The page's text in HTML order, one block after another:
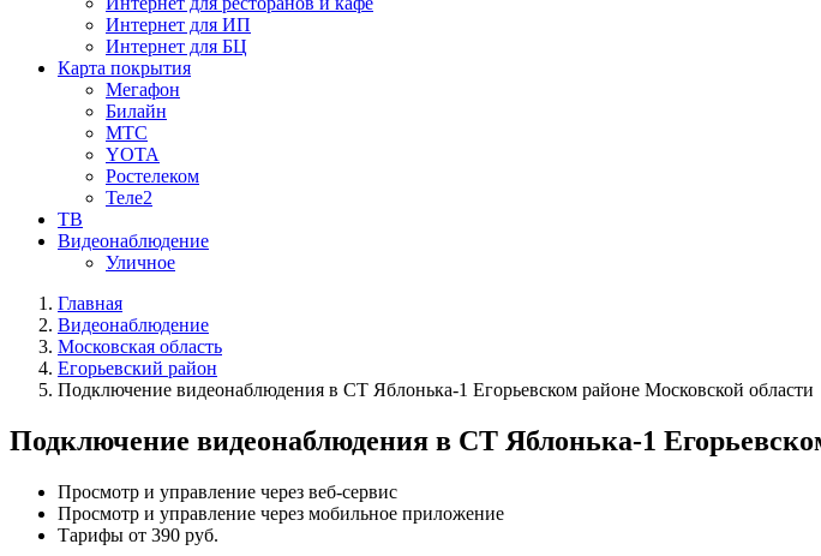
Интернет для ИП
Интернет для БЦ
Карта покрытия
Мегафон
Билайн
МТС
YOTA
Ростелеком
Теле2
ТВ
Видеонаблюдение
Уличное
Главная
Видеонаблюдение
Московская область
Егорьевский район
Подключение видеонаблюдения в СТ Яблонька-1 Егорьевском районе Московской области
Подключение видеонаблюдения в СТ Яблонька-1
Просмотр и управление через веб-сервис
Просмотр и управление через мобильное приложение
Тарифы от 390 руб.